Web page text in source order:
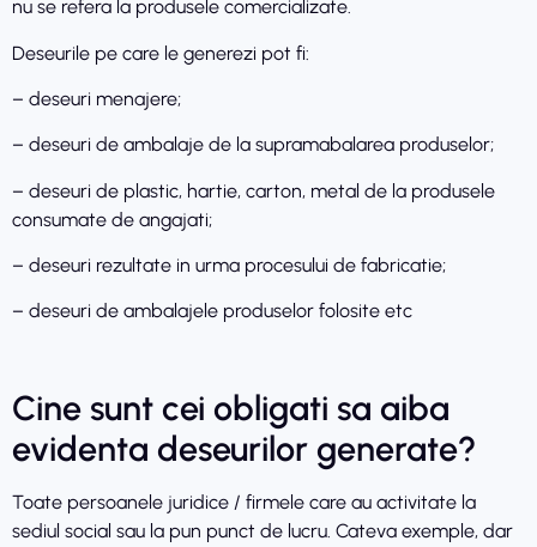
nu se refera la produsele comercializate.
Deseurile pe care le generezi pot fi:
– deseuri menajere;
– deseuri de ambalaje de la supramabalarea produselor;
– deseuri de plastic, hartie, carton, metal de la produsele
consumate de angajati;
– deseuri rezultate in urma procesului de fabricatie;
– deseuri de ambalajele produselor folosite etc
Cine sunt cei obligati sa aiba
evidenta deseurilor generate?
Toate persoanele juridice / firmele care au activitate la
sediul social sau la pun punct de lucru. Cateva exemple, dar